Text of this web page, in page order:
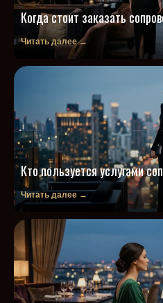
Когда стоит заказать
Читать далее →
Кто пользуется услугами
Читать далее →